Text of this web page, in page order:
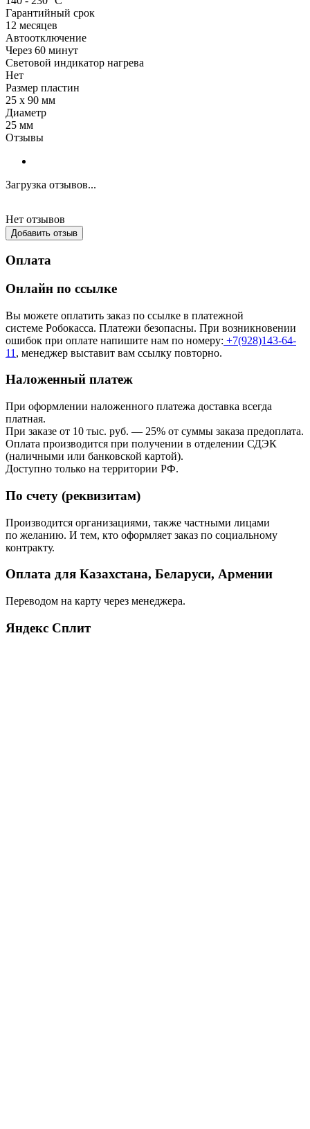
Гарантийный срок
12 месяцев
Автоотключение
Через 60 минут
Световой индикатор нагрева
Нет
Размер пластин
25 х 90 мм
Диаметр
25 мм
Отзывы
Загрузка отзывов...
Нет отзывов
Добавить отзыв
Оплата
Онлайн по ссылке
Вы можете оплатить заказ по ссылке в платежной
системе Робокасса. Платежи безопасны. При возникновении
ошибок при оплате напишите нам по номеру: +7(928)143-64-
11 , менеджер выставит вам ссылку повторно.
Наложенный платеж
При оформлении наложенного платежа доставка всегда
платная.
При заказе от 10 тыс. руб. — 25% от суммы заказа предоплата.
Оплата производится при получении в отделении СДЭК
(наличными или банковской картой).
Доступно только на территории РФ.
По счету (реквизитам)
Производится организациями, также частными лицами
по желанию. И тем, кто оформляет заказ по социальному
контракту.
Оплата для Казахстана, Беларуси, Армении
Переводом на карту через менеджера.
Яндекс Сплит